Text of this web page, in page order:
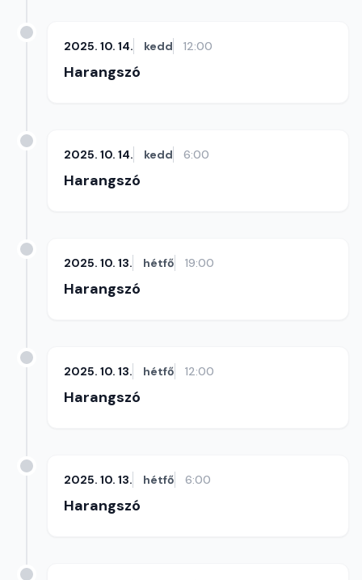
2025. 10. 14. kedd 12:00
Harangszó
2025. 10. 14. kedd 6:00
Harangszó
2025. 10. 13. hétfő 19:00
Harangszó
2025. 10. 13. hétfő 12:00
Harangszó
2025. 10. 13. hétfő 6:00
Harangszó